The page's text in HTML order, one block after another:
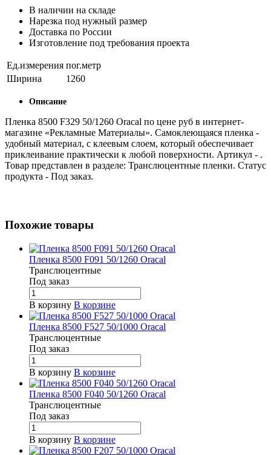
В наличии на складе
Нарезка под нужный размер
Доставка по России
Изготовление под требования проекта
Ед.измерения пог.метр
Ширина
1260
Описание
Пленка 8500 F329 50/1260 Oracal по цене руб в интернет-
магазине «Рекламные Материалы». Самоклеющаяся пленка -
удобный материал, с клеевым слоем, который обеспечивает
приклеивание практически к любой поверхности. Артикул - .
Товар представлен в разделе: Транслюцентные пленки. Статус
продукта - Под заказ.
Похожие товары
Пленка 8500 F091 50/1260 Oracal
Транслюцентные
Под заказ
В корзину В корзине
Пленка 8500 F527 50/1000 Oracal
Транслюцентные
Под заказ
В корзину В корзине
Пленка 8500 F040 50/1260 Oracal
Транслюцентные
Под заказ
В корзину В корзине